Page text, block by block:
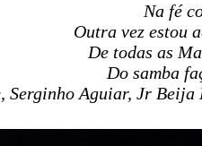
Na fé
Outra vez estou
De todas as
Do samba
Serginho Aguiar, Jr